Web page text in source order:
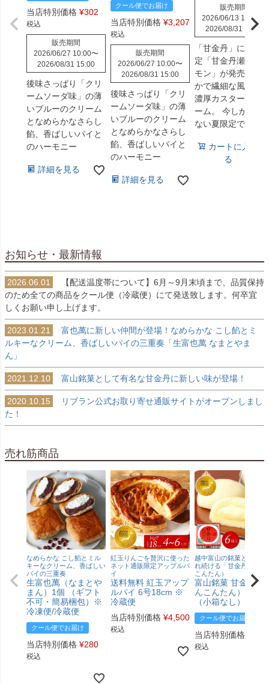
当店特別価格 ¥302
税込
販売期間
2026/06/27 10:00〜
2026/08/31 15:00
後味さっぱり「クリ
ームソーダ味」の薄
いブルーのクリーム
となめらかなさらし
餡、香ばしいパイと
のハーモニー
詳細を見る
クール便でお届け
当店特別価格 ¥3,207
税込
販売期間
2026/06/27 10:00〜
2026/08/31 15:00
後味さっぱり「クリ
ームソーダ味」の薄
いブルーのクリーム
となめらかなさらし
餡、香ばしいパイと
のハーモニー
詳細を見る
販売期間
2026/06/13 10:00
2026/08/31 15:00
「甘金丹」に期間
定「甘金丹瀬戸内
モン」が発売！ 爽
かで繊細な風味と
濃厚カスタードク
ーム。 今しか味わ
ない夏限定です！
カートに入れ
る
お知らせ・最新情報
2026.06.01
【配送温度帯について】6月～9月末頃まで、品質保持
のため全ての商品をクール便（冷蔵便）にて発送致します。何卒宜
しくお願い申し上げます。
2023.01.21
富也萬に新しい仲間が登場！なめらかな こし餡とミ
ルキーなクリーム、香ばしいパイの三重奏「生富也萬 なまとやま
ん」
2021.12.10 富山銘菓として有名な甘金丹に新しい味が登場！
2020.10.15
リブラン公式お取り寄せ通販サイトがオープンしまし
た！
売れ筋商品
なめらかな こし餡とミル
キーなクリーム、香ばしい
パイの三重奏
生富也萬（なまとや
まん）1個 （ギフト
不可・簡易梱包）※
冷凍便/冷蔵便
クール便でお届け
当店特別価格 ¥280
税込
紅玉りんごを贅沢に使った
ネット通販限定アップルパ
イ
送料無料 紅玉アップ
ルパイ 6号18cm ※
冷蔵便
当店特別価格 ¥4,500
税込
越中富山の銘菓として愛
れ続ける「甘金丹」（か
こんたん）
富山銘菓 甘金丹（
んこんたん） 6個入
（小箱なし）
クール便でお届け
当店特別価格
税込